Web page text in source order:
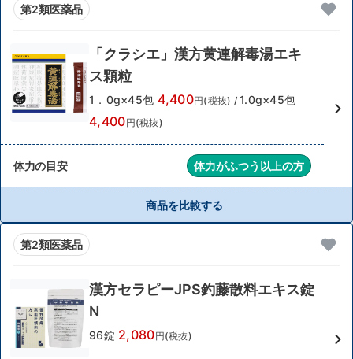
第2類医薬品
「クラシエ」漢方黄連解毒湯エキ
ス顆粒
1．0g×45包 4,400円(税抜) / 1.0g×45包
4,400円(税抜)
体力の目安 体力がふつう以上の方
商品を比較する
第2類医薬品
漢方セラピーJPS釣藤散料エキス錠
N
96錠 2,080円(税抜)